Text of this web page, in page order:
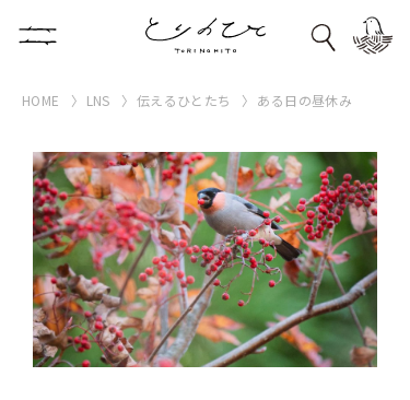
HOME LNS 伝えるひとたち ある日の昼休み